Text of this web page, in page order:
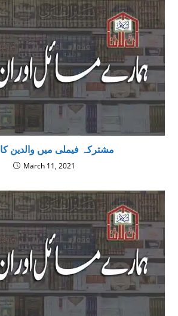
مشترکہ فیملی میں والدین
March 11, 2021